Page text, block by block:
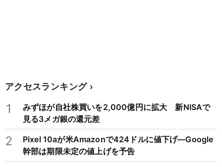
アクセスランキング
1
みずほが自社株買いを2,000億円に拡大 新NISAで
見る3メガ銀の還元差
2
Pixel 10aが米Amazonで424ドルに値下げ―Google
幹部は期限未定の値上げを予告